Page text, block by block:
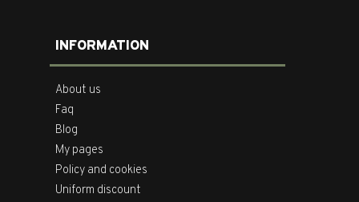
INFORMATION
About us
Faq
Blog
My pages
Policy and cookies
Uniform discount